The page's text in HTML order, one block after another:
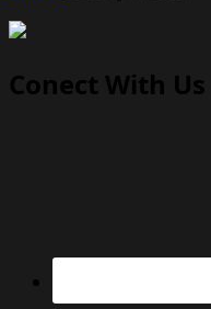
Conect With Us